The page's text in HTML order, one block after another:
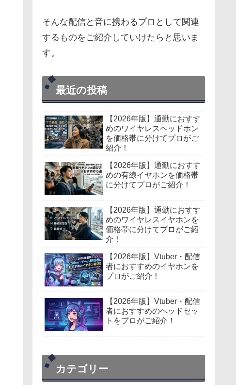
そんな配信と音に携わるプロとして関連
するものをご紹介していけたらと思いま
す。
最近の投稿
【2026年版】通勤におすす
めのワイヤレスヘッドホン
を価格帯に分けてプロがご
紹介！
【2026年版】通勤におすす
めの有線イヤホンを価格帯
に分けてプロがご紹介！
【2026年版】通勤におすす
めのワイヤレスイヤホンを
価格帯に分けてプロがご紹
介！
【2026年版】Vtuber・配信
者におすすめのイヤホンを
プロがご紹介！
【2026年版】Vtuber・配信
者におすすめのヘッドセッ
トをプロがご紹介！
カテゴリー